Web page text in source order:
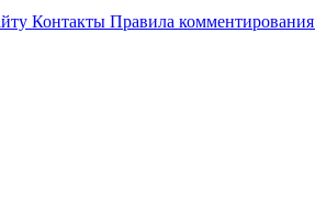
Контакты Правила комментирования